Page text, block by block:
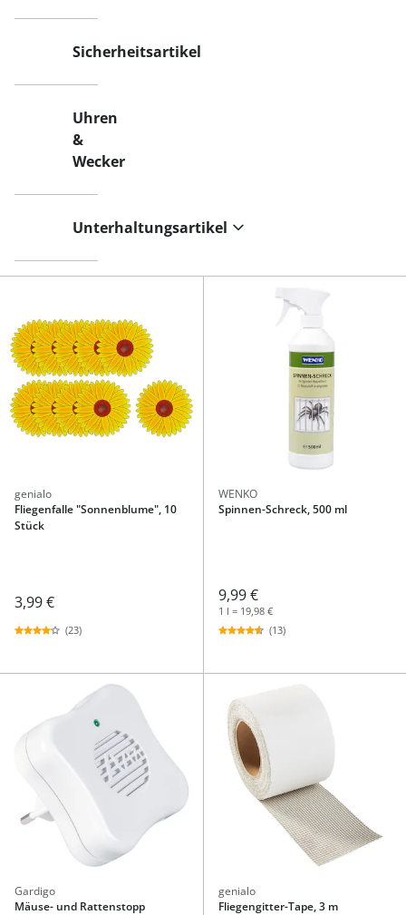
Sicherheitsartikel
Uhren
&
Wecker
Unterhaltungsartikel
genialo
Fliegenfalle "Sonnenblume", 10
Stück
3,99 €
(23)
WENKO
Spinnen-Schreck, 500 ml
9,99 €
1 l = 19,98 €
(13)
Gardigo
Mäuse- und Rattenstopp
genialo
Fliegengitter-Tape, 3 m